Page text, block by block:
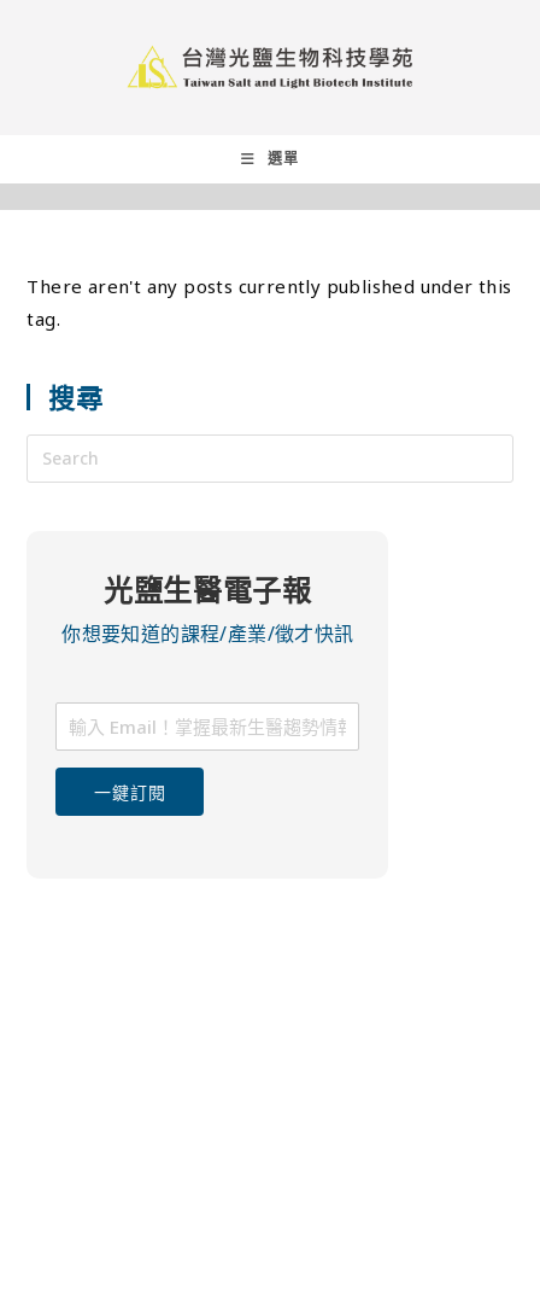
選單
There aren't any posts currently published under this
tag.
搜尋
光鹽生醫電子報
你想要知道的課程/產業/徵才快訊
一鍵訂閱